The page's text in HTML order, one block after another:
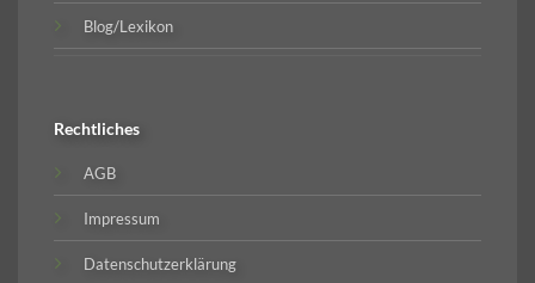
Blog/Lexikon
Rechtliches
AGB
Impressum
Datenschutzerklärung